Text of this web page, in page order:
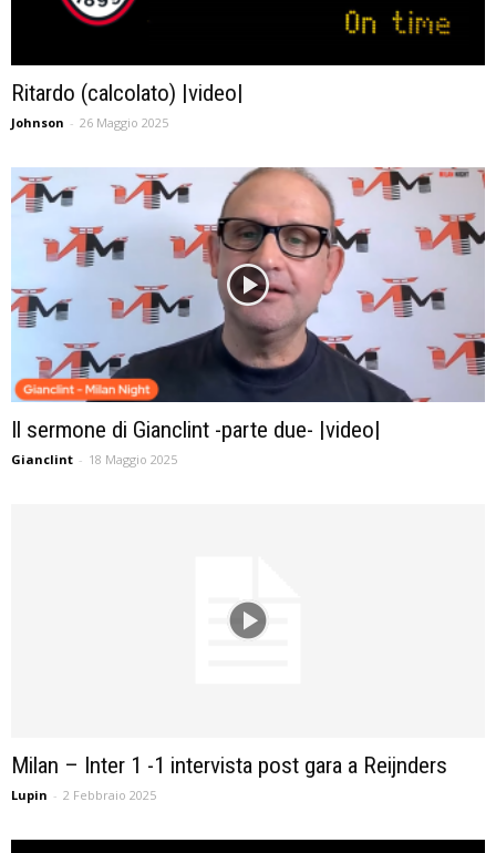
Ritardo (calcolato) |video|
Johnson - 26 Maggio 2025
Il sermone di Gianclint -parte due- |video|
Gianclint - 18 Maggio 2025
Milan – Inter 1 -1 intervista post gara a Reijnders
Lupin - 2 Febbraio 2025